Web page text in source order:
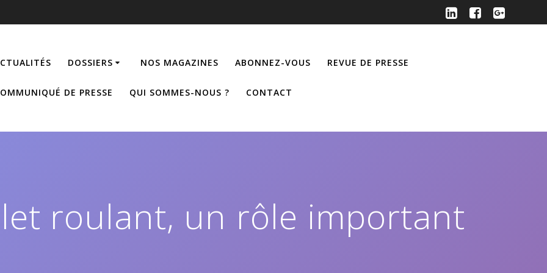
DOSSIERS NOS MAGAZINES ABONNEZ-VOUS REVUE DE PRESSE
DE PRESSE QUI SOMMES-NOUS ? CONTACT
roulant, un rôle important